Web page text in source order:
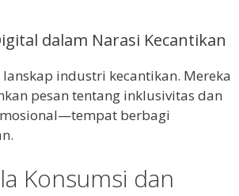
dalam Narasi Kecantikan
industri kecantikan. Mereka
pesan tentang inklusivitas dan
berbagi
Konsumsi dan